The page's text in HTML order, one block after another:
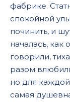
фабрике.
спокойной
починить, и
началась,
говорили,
разом
но для
самая